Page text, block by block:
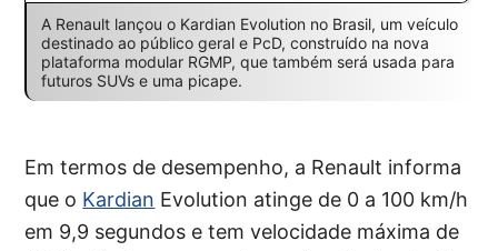
A Renault lançou o Kardian Evolution no Brasil, um veículo
destinado ao público geral e PcD, construído na nova
plataforma modular RGMP, que também será usada para
futuros SUVs e uma picape.
Em termos de desempenho, a Renault informa
que o Kardian Evolution atinge de 0 a 100 km/h
em 9,9 segundos e tem velocidade máxima de